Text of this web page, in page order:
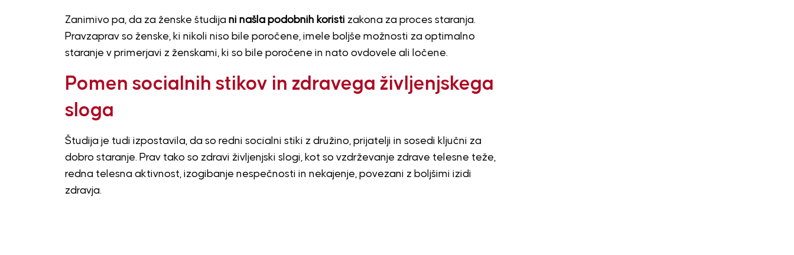
Zanimivo pa, da za ženske študija ni našla podobnih koristi zakona za proces staranja.
Pravzaprav so ženske, ki nikoli niso bile poročene, imele boljše možnosti za optimalno
staranje v primerjavi z ženskami, ki so bile poročene in nato ovdovele ali ločene.
Pomen socialnih stikov in zdravega življenjskega
sloga
Študija je tudi izpostavila, da so redni socialni stiki z družino, prijatelji in sosedi ključni za
dobro staranje. Prav tako so zdravi življenjski slogi, kot so vzdrževanje zdrave telesne teže,
redna telesna aktivnost, izogibanje nespečnosti in nekajenje, povezani z boljšimi izidi
zdravja.